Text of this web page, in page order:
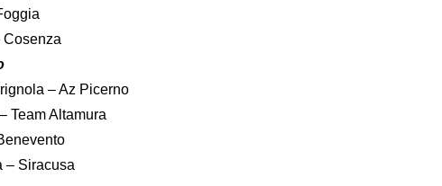
Cosenza
– Az Picerno
Team Altamura
– Siracusa